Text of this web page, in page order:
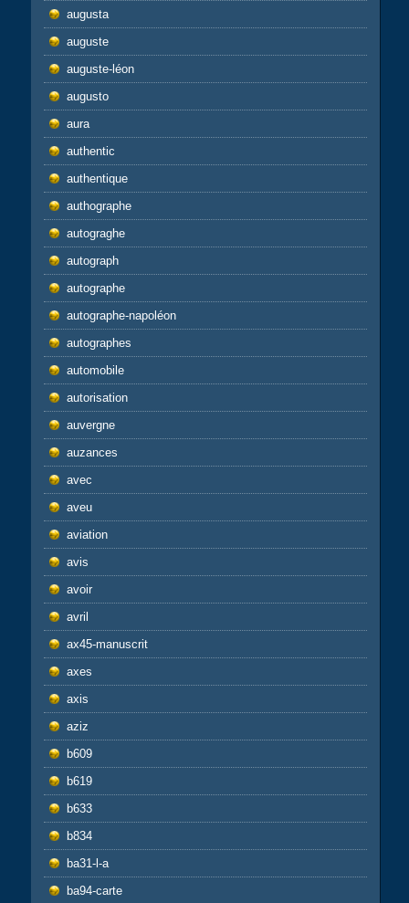
augusta
auguste
auguste-léon
augusto
aura
authentic
authentique
authographe
autograghe
autograph
autographe
autographe-napoléon
autographes
automobile
autorisation
auvergne
auzances
avec
aveu
aviation
avis
avoir
avril
ax45-manuscrit
axes
axis
aziz
b609
b619
b633
b834
ba31-l-a
ba94-carte